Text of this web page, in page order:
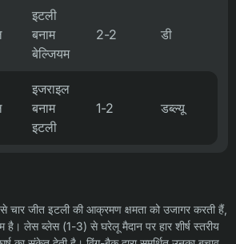
इटली
बनाम
बेल्जियम
2-2 डी
इजराइल
बनाम
इटली
1-2 डब्ल्यू
चार जीत इटली की आक्रमण क्षमता को उजागर करती हैं,
लेस ब्लेस (1-3) से घरेलू मैदान पर हार शीर्ष स्तरीय